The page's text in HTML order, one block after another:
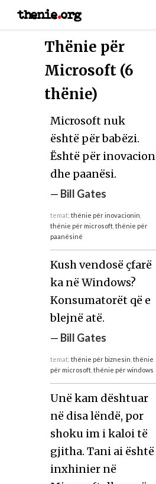
thenie.org
Thënie për
Microsoft (6
thënie)
Microsoft nuk
është për babëzi.
Është për inovacion
dhe paanësi.
— Bill Gates
temat: thënie për inovacionin
thënie për microsoft, thënie për
paanësinë
Kush vendosë çfarë
ka në Windows?
Konsumatorët që e
blejnë atë.
— Bill Gates
temat: thënie për biznesin thënie
për microsoft, thënie për windows
Unë kam dështuar
në disa lëndë, por
shoku im i kaloi të
gjitha. Tani ai është
inxhinier në